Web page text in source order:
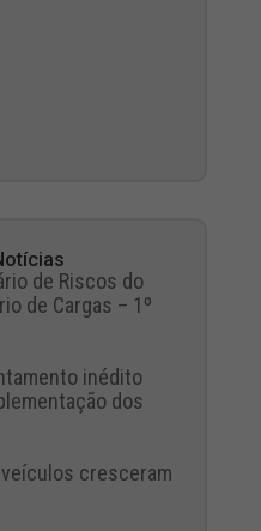
de Riscos do
de Cargas – 1º
inédito
dos
cresceram